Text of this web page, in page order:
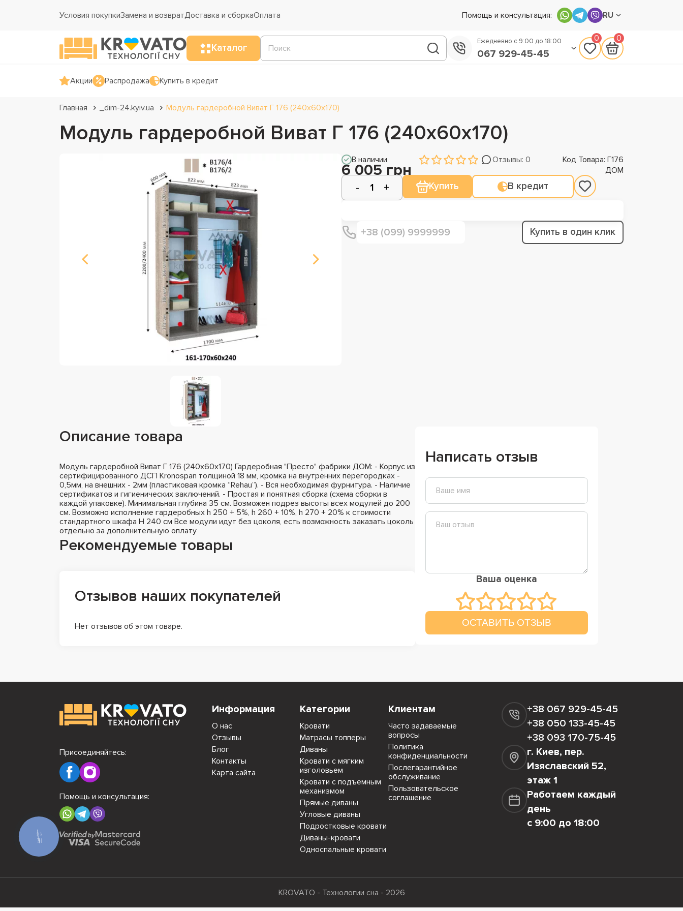
Условия покупкиЗамена и возвратДоставка и сборкаОплата Помощь и консультация: RU
Каталог
Ежедневно с 9:00 до 18:00
067 929-45-45
0 0
Акции Распродажа Купить в кредит
Главная _dim-24.kyiv.ua Модуль гардеробной Виват Г 176 (240х60х170)
Модуль гардеробной Виват Г 176 (240х60х170)
В наличии Отзывы: 0 Код Товара: Г176
6 005 грн ДОМ
Купить В кредит
Купить в один клик
Описание товара
Модуль гардеробной Виват Г 176 (240х60х170) Гардеробная "Престо" фабрики ДОМ: - Корпус из
сертифицированного ДСП Kronospan толщиной 18 мм, кромка на внутренних перегородках -
0,5мм, на внешних - 2мм (пластиковая кромка “Rehau”). - Вся необходимая фурнитура. - Наличие
сертификатов и гигиенических заключений. - Простая и понятная сборка (схема сборки в
каждой упаковке). Минимальная глубина 35 см. Возможен подрез высоты всех модулей до 200
см. Возможно исполнение гардеробных h 250 + 5%, h 260 + 10%, h 270 + 20% к стоимости
стандартного шкафа H 240 см Все модули идут без цоколя, есть возможность заказать цоколь
отдельно за дополнительную оплату
Рекомендуемые товары
Отзывов наших покупателей
Нет отзывов об этом товаре.
Написать отзыв
Ваша оценка
ОСТАВИТЬ ОТЗЫВ
Информация
О нас
Отзывы
Блог
Контакты
Карта сайта
Категории
Кровати
Матрасы топперы
Диваны
Кровати с мягким
изголовьем
Кровати с подъемным
механизмом
Прямые диваны
Угловые диваны
Подростковые кровати
Диваны-кровати
Односпальные кровати
Клиентам
Часто задаваемые
вопросы
Политика
конфиденциальности
Послегарантийное
обслуживание
Пользовательское
соглашение
+38 067 929-45-45
+38 050 133-45-45
+38 093 170-75-45
г. Киев, пер.
Изяславский 52,
этаж 1
Работаем каждый
день
с 9:00 до 18:00
Присоединяйтесь:
Помощь и консультация:
KROVATO - Технологии сна - 2026
КНОПКА
СВЯЗИ